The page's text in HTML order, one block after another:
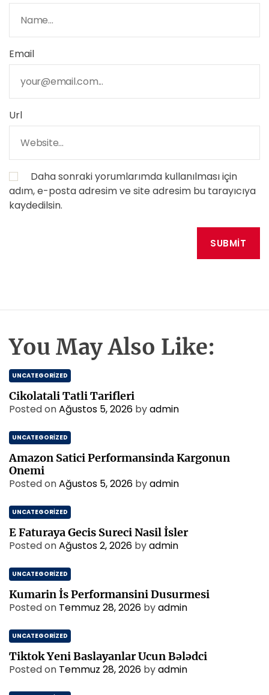
Email
Url
Daha sonraki yorumlarımda kullanılması için
adım, e-posta adresim ve site adresim bu tarayıcıya
kaydedilsin.
You May Also Like:
UNCATEGORIZED
Cikolatali Tatli Tarifleri
Posted onAğustos 5, 2026 byadmin
UNCATEGORIZED
Amazon Satici Performansinda Kargonun
Onemi
Posted onAğustos 5, 2026 byadmin
UNCATEGORIZED
E Faturaya Gecis Sureci Nasil İsler
Posted onAğustos 2, 2026 byadmin
UNCATEGORIZED
Kumarin İs Performansini Dusurmesi
Posted on Temmuz 28, 2026 byadmin
UNCATEGORIZED
Tiktok Yeni Baslayanlar Ucun Bələdci
Posted on Temmuz 28, 2026 byadmin